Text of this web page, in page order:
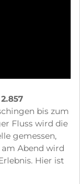
bis zum
Fluss wird die
gemessen,
Abend wird
Hier ist